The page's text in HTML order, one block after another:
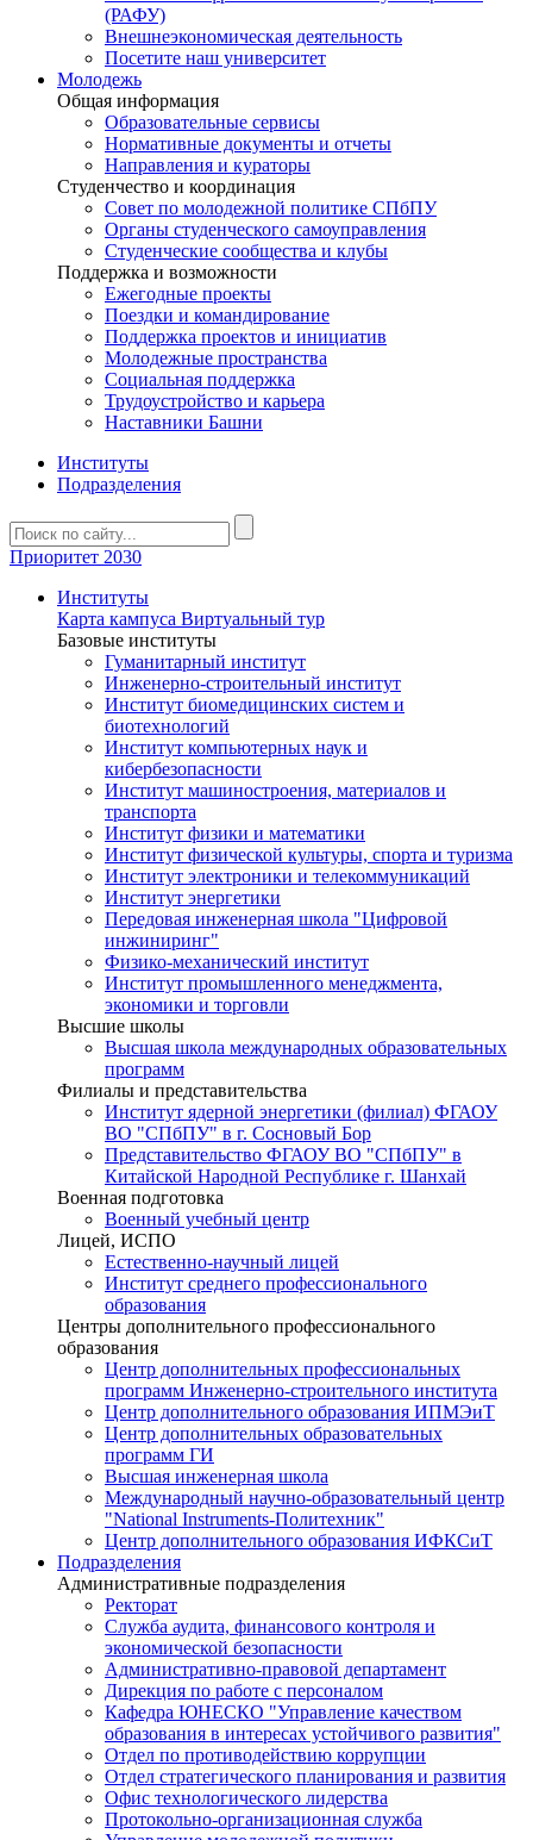
(РАФУ)
Внешнеэкономическая деятельность
Посетите наш университет
Молодежь
Общая информация
Образовательные сервисы
Нормативные документы и отчеты
Направления и кураторы
Студенчество и координация
Совет по молодежной политике СПбПУ
Органы студенческого самоуправления
Студенческие сообщества и клубы
Поддержка и возможности
Ежегодные проекты
Поездки и командирование
Поддержка проектов и инициатив
Молодежные пространства
Социальная поддержка
Трудоустройство и карьера
Наставники Башни
Институты
Подразделения
Приоритет 2030
Институты
Карта кампуса Виртуальный тур
Базовые институты
Гуманитарный институт
Инженерно-строительный институт
Институт биомедицинских систем и
биотехнологий
Институт компьютерных наук и
кибербезопасности
Институт машиностроения, материалов и
транспорта
Институт физики и математики
Институт физической культуры, спорта и туризма
Институт электроники и телекоммуникаций
Институт энергетики
Передовая инженерная школа "Цифровой
инжиниринг"
Физико-механический институт
Институт промышленного менеджмента,
экономики и торговли
Высшие школы
Высшая школа международных образовательных
программ
Филиалы и представительства
Институт ядерной энергетики (филиал) ФГАОУ
ВО "СПбПУ" в г. Сосновый Бор
Представительство ФГАОУ ВО "СПбПУ" в
Китайской Народной Республике г. Шанхай
Военная подготовка
Военный учебный центр
Лицей, ИСПО
Естественно-научный лицей
Институт среднего профессионального
образования
Центры дополнительного профессионального
образования
Центр дополнительных профессиональных
программ Инженерно-строительного института
Центр дополнительного образования ИПМЭиТ
Центр дополнительных образовательных
программ ГИ
Высшая инженерная школа
Международный научно-образовательный центр
"National Instruments-Политехник"
Центр дополнительного образования ИФКСиТ
Подразделения
Административные подразделения
Ректорат
Служба аудита, финансового контроля и
экономической безопасности
Административно-правовой департамент
Дирекция по работе с персоналом
Кафедра ЮНЕСКО "Управление качеством
образования в интересах устойчивого развития"
Отдел по противодействию коррупции
Отдел стратегического планирования и развития
Офис технологического лидерства
Протокольно-организационная служба